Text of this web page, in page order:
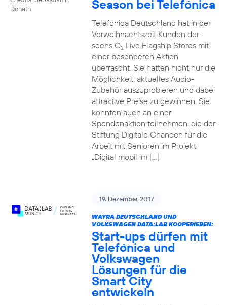
Donath
Season bei Telefónica
Telefónica Deutschland hat in der
Vorweihnachtszeit Kunden der
sechs O2Live Flagship Stores mit
einer besonderen Aktion
überrascht. Sie hatten nicht nur die
Möglichkeit, aktuelles Audio-
Zubehör auszuprobieren und dabei
attraktive Preise zu gewinnen. Sie
konnten auch an einer
Spendenaktion teilnehmen, die der
Stiftung Digitale Chancen für die
Arbeit mit Senioren im Projekt
„Digital mobil im […]
19. Dezember 2017
WAYRA DEUTSCHLAND UND
VOLKSWAGEN DATA:LAB KOOPERIEREN:
Start-ups dürfen mit
Telefónica und
Volkswagen
Lösungen für die
Smart City
entwickeln